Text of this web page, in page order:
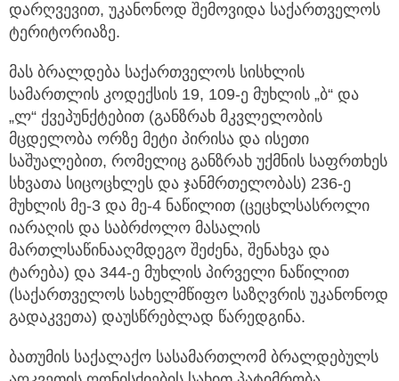
დარღვევით, უკანონოდ შემოვიდა საქართველოს
ტერიტორიაზე.
მას ბრალდება საქართველოს სისხლის
სამართლის კოდექსის 19, 109-ე მუხლის „ბ“ და
„ლ“ ქვეპუნქტებით (განზრახ მკვლელობის
მცდელობა ორზე მეტი პირისა და ისეთი
საშუალებით, რომელიც განზრახ უქმნის საფრთხეს
სხვათა სიცოცხლეს და ჯანმრთელობას) 236-ე
მუხლის მე-3 და მე-4 ნაწილით (ცეცხლსასროლი
იარაღის და საბრძოლო მასალის
მართლსაწინააღმდეგო შეძენა, შენახვა და
ტარება) და 344-ე მუხლის პირველი ნაწილით
(საქართველოს სახელმწიფო საზღვრის უკანონოდ
გადაკვეთა) დაუსწრებლად წარედგინა.
ბათუმის საქალაქო სასამართლომ ბრალდებულს